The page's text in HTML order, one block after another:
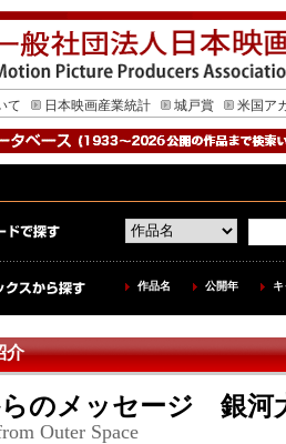
て 日本映画産業統計 城戸賞 米国ア
作品名 公開年
介
のメッセージ 銀河
Outer Space